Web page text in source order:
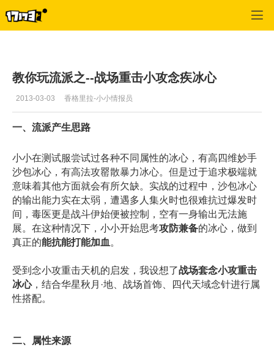
教你玩流派之--战场重击小攻念疾冰心
2013-03-03 香格里拉-小小情报员
一、流派产生思路
小小在测试服尝试过各种不同属性的冰心，有高四维妙手
沙包冰心，有高法攻罂散暴力冰心。但是过于追求极端就
意味着其他方面就会有所欠缺。实战的过程中，沙包冰心
的输出能力实在太弱，遭遇多人集火时也很难抗过爆发时
间，毒医更是战斗伊始便被控制，空有一身输出无法施
展。在这种情况下，小小开始思考攻防兼备的冰心，做到
真正的能抗能打能加血 。
受到念小攻重击天机的启发，我设想了战场套念小攻重击
冰心，结合华星秋月·地、战场首饰、四代天域念针进行属
性搭配。
二、属性来源